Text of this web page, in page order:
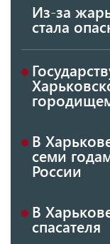
Из-за
стала
В
семи
России
В
спасателя